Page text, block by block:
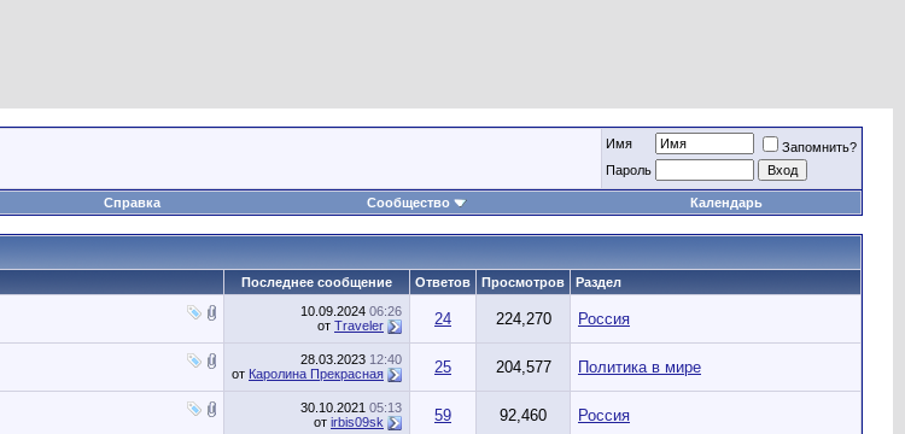
Имя
Запомнить?
Пароль
Справка Сообщество Календарь
Последнее сообщение Ответов Просмотров Раздел
10.09.2024 06:26
от Traveler 24 224,270 Россия
28.03.2023 12:40
от Каролина Прекрасная 25 204,577 Политика в мире
30.10.2021 05:13
от irbis09sk 59 92,460 Россия